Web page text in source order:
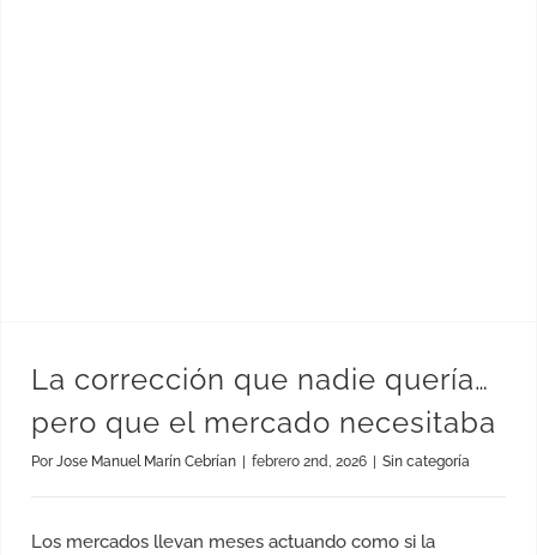
La corrección que nadie quería…
pero que el mercado necesitaba
PorJose Manuel Marín Cebrían febrero 2nd, 2026 Sin categoría
Los mercados llevan meses actuando como si la